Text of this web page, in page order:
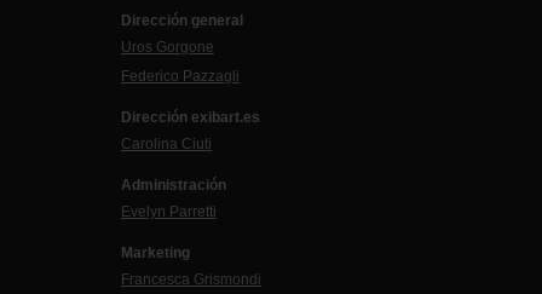
Dirección general
Uros Gorgone
Federico Pazzagli
Dirección exibart.es
Carolina Ciuti
Administración
Evelyn Parretti
Marketing
Francesca Grismondi